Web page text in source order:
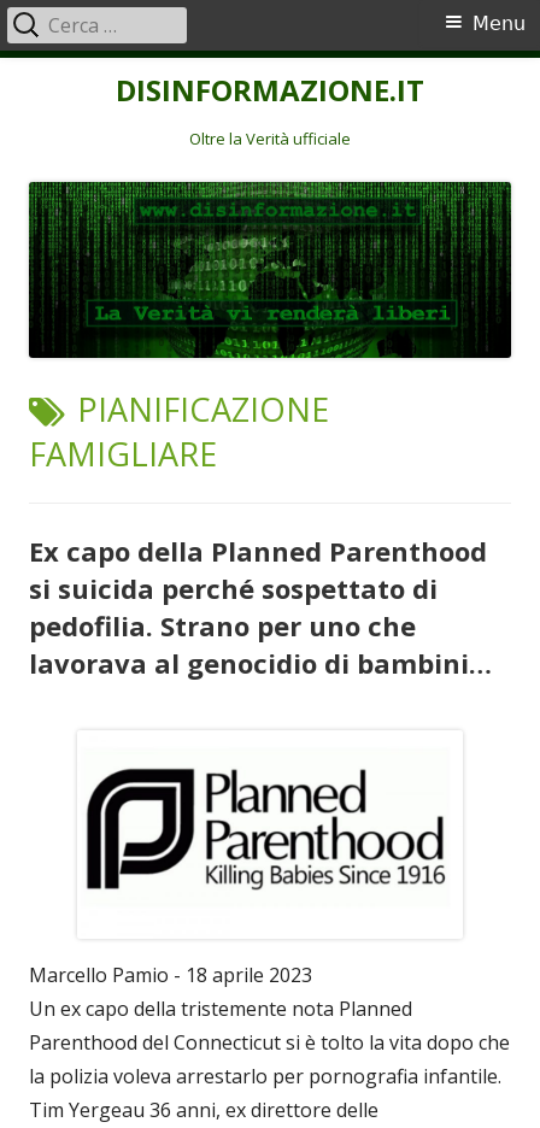
DISINFORMAZIONE.IT
Oltre la Verità ufficiale
Menu
principale
Menu
Ricerca
per:
TAG:
PIANIFICAZIONE
FAMIGLIARE
Ex capo della Planned Parenthood
si suicida perché sospettato di
pedofilia. Strano per uno che
lavorava al genocidio di bambini…
Marcello Pamio - 18 aprile 2023
Un ex capo della tristemente nota Planned
Parenthood del Connecticut si è tolto la vita dopo che
la polizia voleva arrestarlo per pornografia infantile.
Tim Yergeau 36 anni, ex direttore delle